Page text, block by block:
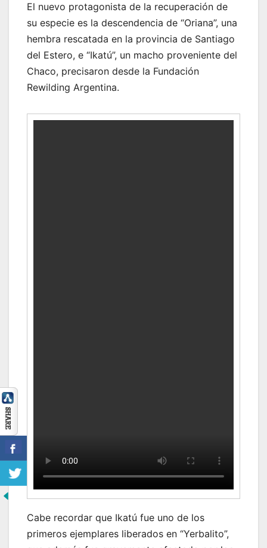
El nuevo protagonista de la recuperación de
su especie es la descendencia de “Oriana”, una
hembra rescatada en la provincia de Santiago
del Estero, e “Ikatú”, un macho proveniente del
Chaco, precisaron desde la Fundación
Rewilding Argentina.
Cabe recordar que Ikatú fue uno de los
primeros ejemplares liberados en “Yerbalito”,